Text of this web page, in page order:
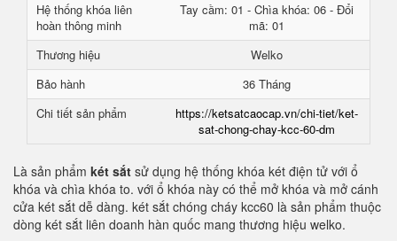
Hệ thống khóa liên
hoàn thông minh
Tay cầm: 01 - Chìa khóa: 06 - Đổi
mã: 01
Thương hiệu
Welko
Bảo hành
36 Tháng
Chi tiết sản phẩm
https://ketsatcaocap.vn/chi-tiet/ket-
sat-chong-chay-kcc-60-dm
Là sản phẩm két sắt sử dụng hệ thống khóa két điện tử với ổ
khóa và chìa khóa to. với ổ khóa này có thể mở khóa và mở cánh
cửa két sắt dễ dàng. két sắt chóng cháy kcc60 là sản phẩm thuộc
dòng két sắt liên doanh hàn quốc mang thương hiệu welko.